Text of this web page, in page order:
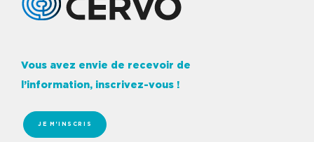
Vous avez envie de recevoir de
l’information, inscrivez-vous !
JE M'INSCRIS